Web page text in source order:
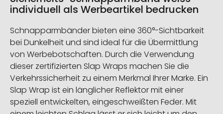
individuell als Werbeartikel bedrucken
Schnapparmbänder bieten eine 360°-Sichtbarkeit
bei Dunkelheit und sind ideal für die Übermittlung
von Werbebotschaften. Durch die Verwendung
dieser zertifizierten Slap Wraps machen Sie die
Verkehrssicherheit zu einem Merkmal Ihrer Marke. Ein
Slap Wrap ist ein länglicher Reflektor mit einer
speziell entwickelten, eingeschweißten Feder. Mit